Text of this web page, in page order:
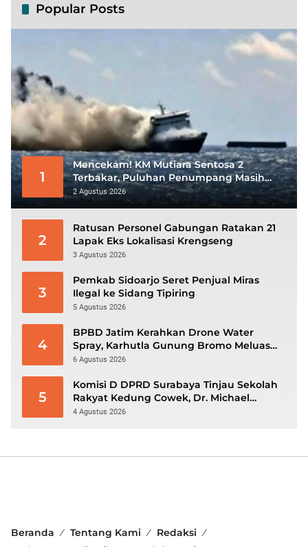
Popular Posts
1
Mencekam! KM Mutiara Sentosa 2
Terbakar, Puluhan Penumpang Masih
Bertahan Menunggu Evakuasi
2 Agustus 2026
2
Ratusan Personel Gabungan Ratakan 21
Lapak Eks Lokalisasi Krengseng
3 Agustus 2026
3
Pemkab Sidoarjo Seret Penjual Miras
Ilegal ke Sidang Tipiring
5 Agustus 2026
4
BPBD Jatim Kerahkan Drone Water
Spray, Karhutla Gunung Bromo Meluas
hingga 70 Hektare
6 Agustus 2026
5
Komisi D DPRD Surabaya Tinjau Sekolah
Rakyat Kedung Cowek, Dr. Michael
Leksodimulyo: “Membangun Karakter
4 Agustus 2026
Beranda Tentang Kami
Redaksi